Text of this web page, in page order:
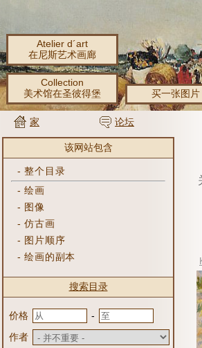
Atelier d´art
在尼斯艺术画廊
Collection
美术馆在圣彼得堡
买一张图片
家 论坛
该网站包含
-整个目录
-绘画
- 图像
-仿古画
- 图片顺序
-绘画的副本
搜索目录
价格
-
作者